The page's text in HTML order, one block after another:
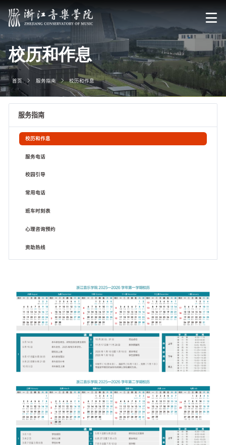
首页 服务指南 校历和作息
校历和作息
服务指南
校历和作息
服务电话
校园引导
常用电话
班车时刻表
心理咨询预约
资助热线